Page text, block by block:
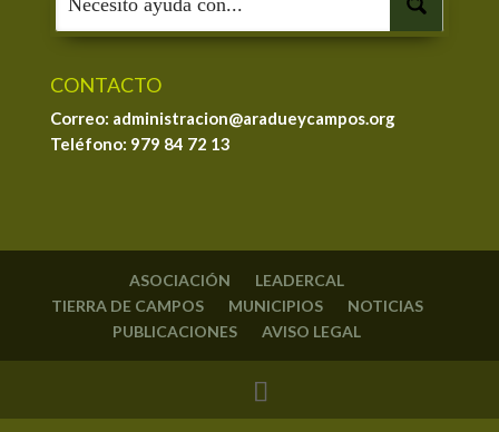
CONTACTO
Correo: administracion@aradueycampos.org
Teléfono: 979 84 72 13
ASOCIACIÓN
LEADERCAL
TIERRA DE CAMPOS
MUNICIPIOS
NOTICIAS
PUBLICACIONES
AVISO LEGAL